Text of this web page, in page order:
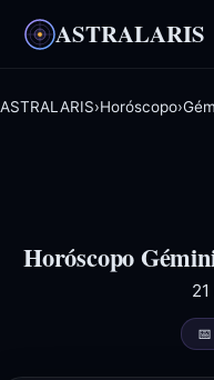
ASTRALARIS
ASTRALARIS›Horóscopo›
Horóscopo